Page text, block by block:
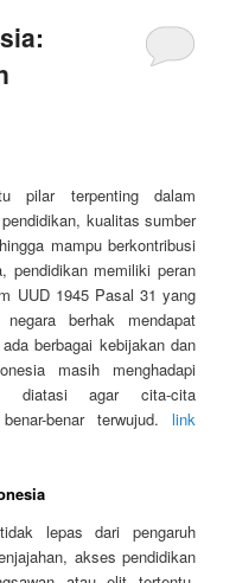
pilar terpenting dalam
kualitas sumber
mampu berkontribusi
pendidikan memiliki peran
UUD 1945 Pasal 31 yang
berhak mendapat
berbagai kebijakan dan
masih menghadapi
diatasi agar cita-cita
benar terwujud. link
lepas dari pengaruh
akses pendidikan